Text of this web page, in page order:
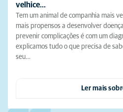
velhice…
Tem um animal de companhia mais
mais propensos a desenvolver
prevenir complicações é com um
explicamos tudo o que precisa de
seu…
Ler mais